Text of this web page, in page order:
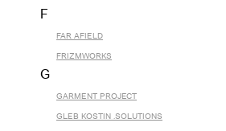
F
FAR AFIELD
FRIZMWORKS
G
GARMENT PROJECT
GLEB KOSTIN .SOLUTIONS